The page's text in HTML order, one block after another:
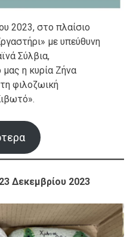
2023, στο πλαίσιο
με υπεύθυνη
Σύλβια,
η κυρία Ζήνα
φιλοζωική
Δεκεμβρίου 2023